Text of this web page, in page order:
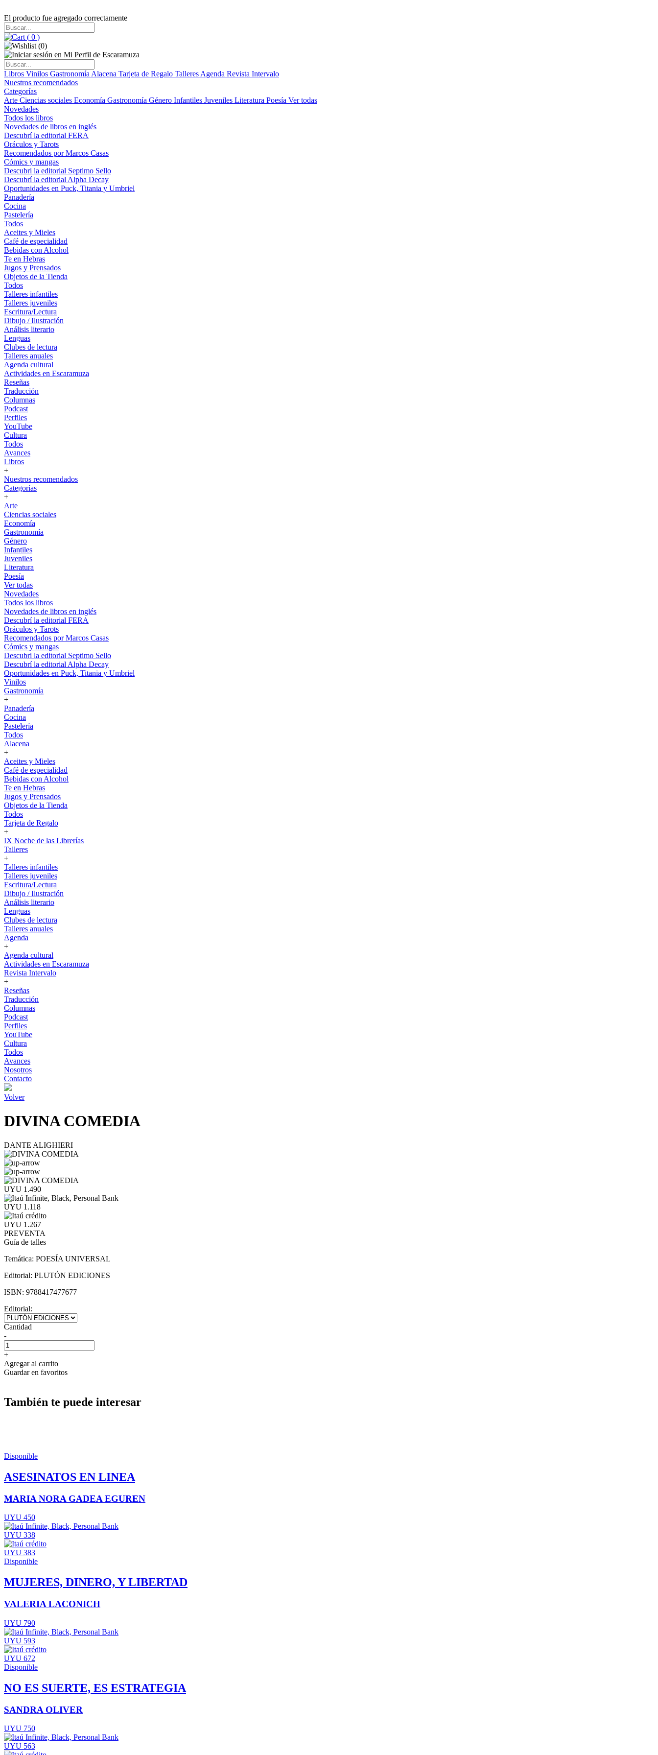
El producto fue agregado correctamente
( 0 )
(0)
Libros Vinilos Gastronomía Alacena Tarjeta de Regalo Talleres Agenda Revista Intervalo
Nuestros recomendados
Categorías
Arte Ciencias sociales Economía Gastronomía Género Infantiles Juveniles Literatura Poesía Ver todas
Novedades
Todos los libros
Novedades de libros en inglés
Descubrí la editorial FERA
Oráculos y Tarots
Recomendados por Marcos Casas
Cómics y mangas
Descubri la editorial Septimo Sello
Descubrí la editorial Alpha Decay
Oportunidades en Puck, Titania y Umbriel
Panadería
Cocina
Pastelería
Todos
Aceites y Mieles
Café de especialidad
Bebidas con Alcohol
Te en Hebras
Jugos y Prensados
Objetos de la Tienda
Todos
Talleres infantiles
Talleres juveniles
Escritura/Lectura
Dibujo / Ilustración
Análisis literario
Lenguas
Clubes de lectura
Talleres anuales
Agenda cultural
Actividades en Escaramuza
Reseñas
Traducción
Columnas
Podcast
Perfiles
YouTube
Cultura
Todos
Avances
Libros
+
Nuestros recomendados
Categorías
+
Arte
Ciencias sociales
Economía
Gastronomía
Género
Infantiles
Juveniles
Literatura
Poesía
Ver todas
Novedades
Todos los libros
Novedades de libros en inglés
Descubrí la editorial FERA
Oráculos y Tarots
Recomendados por Marcos Casas
Cómics y mangas
Descubri la editorial Septimo Sello
Descubrí la editorial Alpha Decay
Oportunidades en Puck, Titania y Umbriel
Vinilos
Gastronomía
+
Panadería
Cocina
Pastelería
Todos
Alacena
+
Aceites y Mieles
Café de especialidad
Bebidas con Alcohol
Te en Hebras
Jugos y Prensados
Objetos de la Tienda
Todos
Tarjeta de Regalo
+
IX Noche de las Librerías
Talleres
+
Talleres infantiles
Talleres juveniles
Escritura/Lectura
Dibujo / Ilustración
Análisis literario
Lenguas
Clubes de lectura
Talleres anuales
Agenda
+
Agenda cultural
Actividades en Escaramuza
Revista Intervalo
+
Reseñas
Traducción
Columnas
Podcast
Perfiles
YouTube
Cultura
Todos
Avances
Nosotros
Contacto
Volver
DIVINA COMEDIA
DANTE ALIGHIERI
UYU 1.490
UYU 1.118
UYU 1.267
PREVENTA
Guía de talles
Temática: POESÍA UNIVERSAL
Editorial: PLUTÓN EDICIONES
ISBN: 9788417477677
Editorial:
Cantidad
-
+
Agregar al carrito
Guardar en favoritos
También te puede interesar
Disponible
ASESINATOS EN LINEA
MARIA NORA GADEA EGUREN
UYU 450
UYU 338
UYU 383
Disponible
MUJERES, DINERO, Y LIBERTAD
VALERIA LACONICH
UYU 790
UYU 593
UYU 672
Disponible
NO ES SUERTE, ES ESTRATEGIA
SANDRA OLIVER
UYU 750
UYU 563